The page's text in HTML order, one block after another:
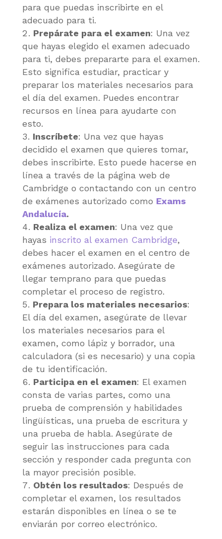
para que puedas inscribirte en el
adecuado para ti.
Prepárate para el examen: Una vez
que hayas elegido el examen adecuado
para ti, debes prepararte para el examen.
Esto significa estudiar, practicar y
preparar los materiales necesarios para
el día del examen. Puedes encontrar
recursos en línea para ayudarte con
esto.
Inscríbete: Una vez que hayas
decidido el examen que quieres tomar,
debes inscribirte. Esto puede hacerse en
línea a través de la página web de
Cambridge o contactando con un centro
de exámenes autorizado como Exams
Andalucía.
Realiza el examen: Una vez que
hayas inscrito al examen Cambridge,
debes hacer el examen en el centro de
exámenes autorizado. Asegúrate de
llegar temprano para que puedas
completar el proceso de registro.
Prepara los materiales necesarios:
El día del examen, asegúrate de llevar
los materiales necesarios para el
examen, como lápiz y borrador, una
calculadora (si es necesario) y una copia
de tu identificación.
Participa en el examen: El examen
consta de varias partes, como una
prueba de comprensión y habilidades
lingüísticas, una prueba de escritura y
una prueba de habla. Asegúrate de
seguir las instrucciones para cada
sección y responder cada pregunta con
la mayor precisión posible.
Obtén los resultados: Después de
completar el examen, los resultados
estarán disponibles en línea o se te
enviarán por correo electrónico.